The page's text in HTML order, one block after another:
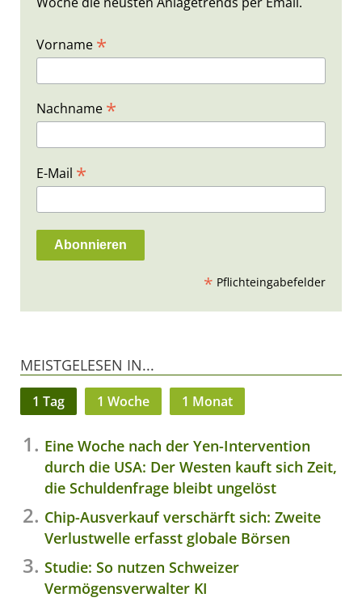
Vorname *
Nachname *
E-Mail *
* Pflichteingabefelder
MEISTGELESEN IN...
1 Tag 1 Woche 1 Monat
Eine Woche nach der Yen-Intervention
durch die USA: Der Westen kauft sich Zeit,
die Schuldenfrage bleibt ungelöst
Chip-Ausverkauf verschärft sich: Zweite
Verlustwelle erfasst globale Börsen
Studie: So nutzen Schweizer
Vermögensverwalter KI